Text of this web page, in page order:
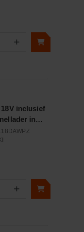
+
inclusief
in
+